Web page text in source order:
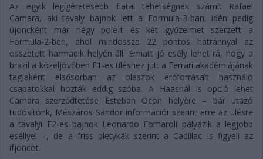
Az egyik legígéretesebb fiatal tehetségnek számít Rafael
Camara, aki tavaly bajnok lett a Formula-3-ban, idén pedig
újoncként már négy pole-t és két győzelmet szerzett a
Formula-2-ben, ahol mindössze 22 pontos hátránnyal az
összetett harmadik helyén áll. Emiatt jó esély lehet rá, hogy a
brazil a közeljövőben F1-es üléshez jut: a Ferrari akadémiájának
tagjaként elsősorban az olaszok erőforrásait használó
csapatokkal hozták eddig szóba. A Haasnál is opció lehet
Camara szerződtetése Esteban Ocon helyére – bár utazó
tudósítónk, Mészáros Sándor információi szerint erre az ülésre
a tavalyi F2-es bajnok Leonardo Fornaroli pályázik a legjobb
eséllyel –, de a friss pletykák szerint a Cadillac is figyeli az
ifjoncot.